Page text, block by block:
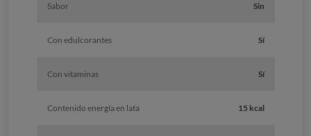
Sabor Sin
Con edulcorantes Sí
Con vitaminas Sí
Contenido energía en lata 15 kcal